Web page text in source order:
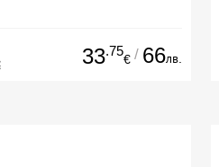
33.75
€ / 66лв.